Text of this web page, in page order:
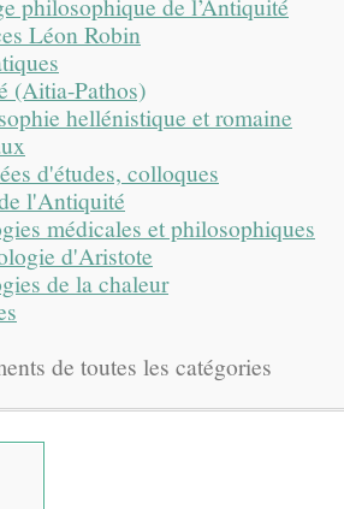
Léon Robin
(Aitia-Pathos)
hellénistique et romaine
d'études, colloques
l'Antiquité
médicales et philosophiques
d'Aristote
de la chaleur
de toutes les catégories